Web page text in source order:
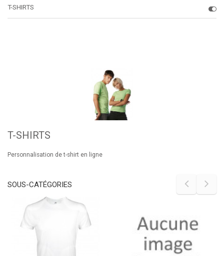
T-SHIRTS
T-SHIRTS
Personnalisation de t-shirt en ligne
SOUS-CATÉGORIES